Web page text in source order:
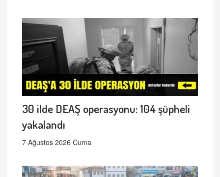
30 ilde DEAŞ operasyonu: 104 şüpheli
yakalandı
7 Ağustos 2026 Cuma